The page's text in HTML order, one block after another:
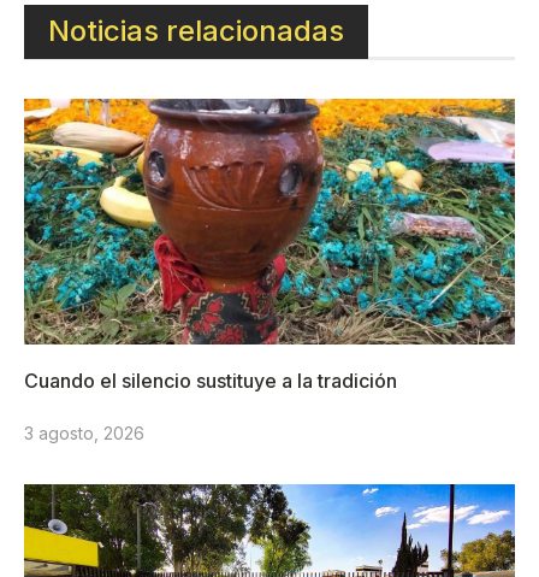
Noticias relacionadas
Cuando el silencio sustituye a la tradición
3 agosto, 2026